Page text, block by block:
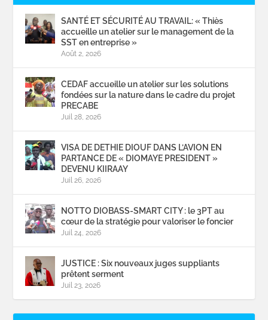
SANTÉ ET SÉCURITÉ AU TRAVAIL: « Thiès
accueille un atelier sur le management de la
SST en entreprise »
Août 2, 2026
CEDAF accueille un atelier sur les solutions
fondées sur la nature dans le cadre du projet
PRECABE
Juil 28, 2026
VISA DE DETHIE DIOUF DANS L’AVION EN
PARTANCE DE « DIOMAYE PRESIDENT »
DEVENU KIIRAAY
Juil 26, 2026
NOTTO DIOBASS-SMART CITY : le 3PT au
cœur de la stratégie pour valoriser le foncier
Juil 24, 2026
JUSTICE : Six nouveaux juges suppliants
prêtent serment
Juil 23, 2026